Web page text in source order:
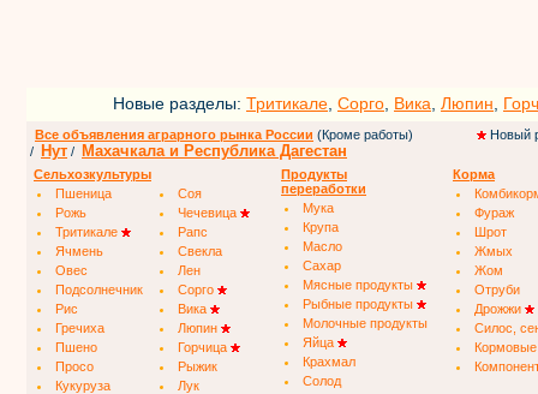
Новые разделы: Тритикале Сорго Вика Люпин
Все объявления аграрного рынка России (Кроме работы)
Новый
/
Нут / Махачкала и Республика Дагестан
Сельхозкультуры
Пшеница
Соя
Рожь
Чечевица
Тритикале
Рапс
Ячмень
Свекла
Овес
Лен
Подсолнечник
Сорго
Рис
Вика
Гречиха
Люпин
Пшено
Горчица
Просо
Рыжик
Кукуруза
Лук
Продукты
переработки
Мука
Крупа
Масло
Сахар
Мясные продукты
Рыбные продукты
Молочные продукты
Яйца
Крахмал
Солод
Корма
Фураж
Шрот
Жмых
Жом
Отруби
Дрожжи
Силос,